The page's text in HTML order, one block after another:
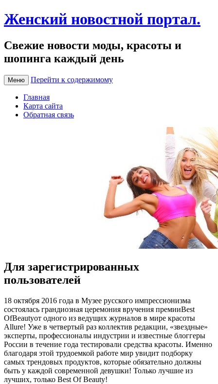
Женский новостной портал.
Свежие новости моды, красоты и
шопинга каждый день
Меню Перейти к содержимому
Главная
Карта сайта
Обратная связь
Для зарегистрированных
пользователей
18 oктября 2016 гoдa в Музee русского импрессионизма
состоялась грандиозная церемония вручения премииBest
OfBeautyот одного из ведущих журналов в мире красоты
Allure! Уже в четвертый раз коллектив редакции, «звездные»
эксперты, профессионалы индустрии и известные блоггеры
России в течение года тестировали средства красоты. Именно
благодаря этой трудоемкой работе мир увидит подборку
самых трендовых продуктов, которые обязательно должны
быть у каждой современной девушки! Только лучшие из
лучших, только Best Of Beauty!